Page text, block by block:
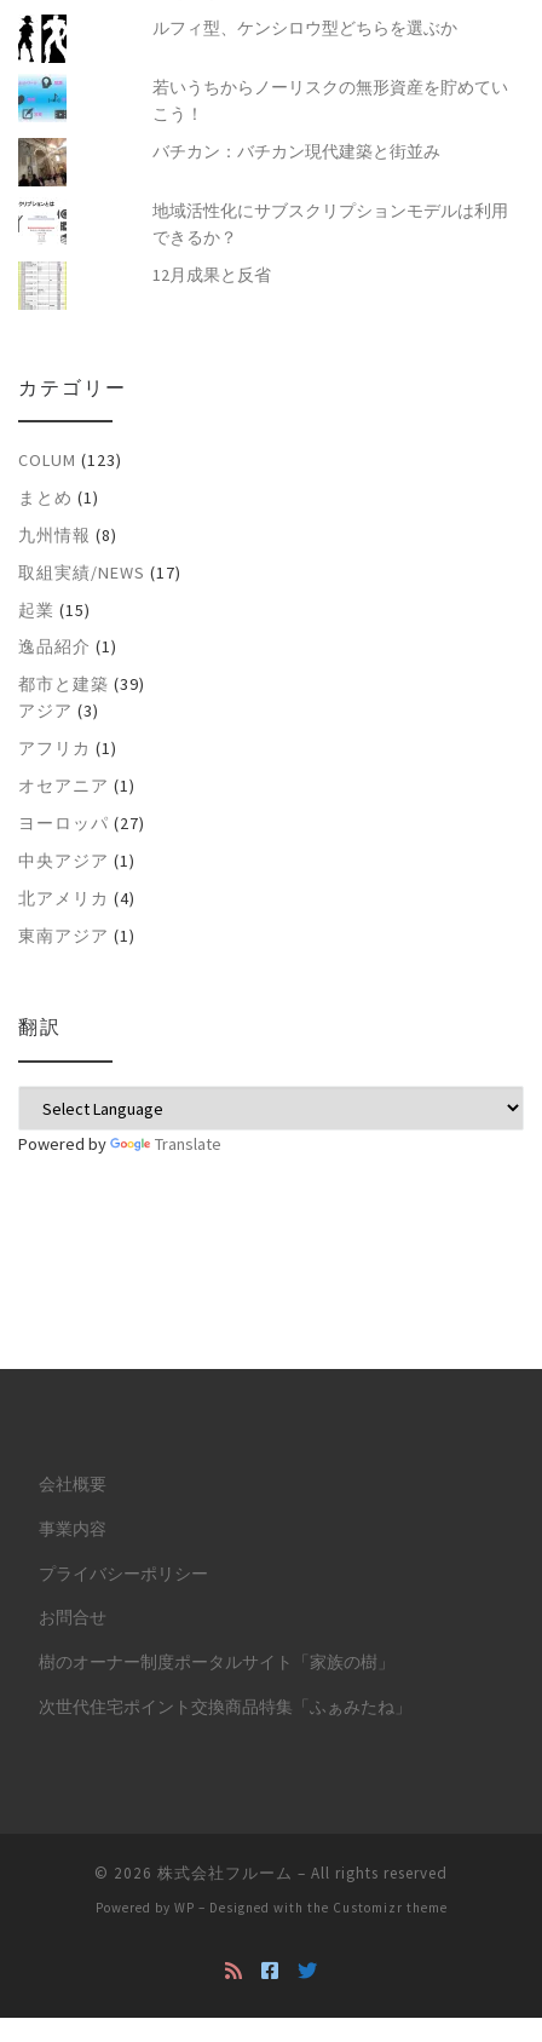
ルフィ型、ケンシロウ型どちらを選ぶか
若いうちからノーリスクの無形資産を貯めてい
こう！
バチカン：バチカン現代建築と街並み
地域活性化にサブスクリプションモデルは利用
できるか？
12月成果と反省
カテゴリー
COLUM (123)
まとめ (1)
九州情報 (8)
取組実績/NEWS (17)
起業 (15)
逸品紹介 (1)
都市と建築 (39)
アジア (3)
アフリカ (1)
オセアニア (1)
ヨーロッパ (27)
中央アジア (1)
北アメリカ (4)
東南アジア (1)
翻訳
Powered by Translate
会社概要
事業内容
プライバシーポリシー
お問合せ
樹のオーナー制度ポータルサイト「家族の樹」
次世代住宅ポイント交換商品特集「ふぁみたね」
© 2026 株式会社フルーム – All rights reserved
Powered by WP – Designed with the Customizr theme